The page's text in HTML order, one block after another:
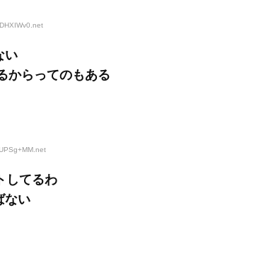
.net
い
からってのもある
.net
してるわ
ない